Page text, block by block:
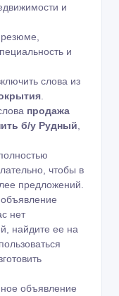
и
и
слова из
продажа
б/у Рудный
чтобы в
предложений.
нет
найдите ее на
объявление